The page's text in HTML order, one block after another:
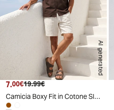
AI generated
Prezzo attuale
7.00€ Prezzo originale
19.99€
Camicia Boxy Fit in Cotone Slub - Moro